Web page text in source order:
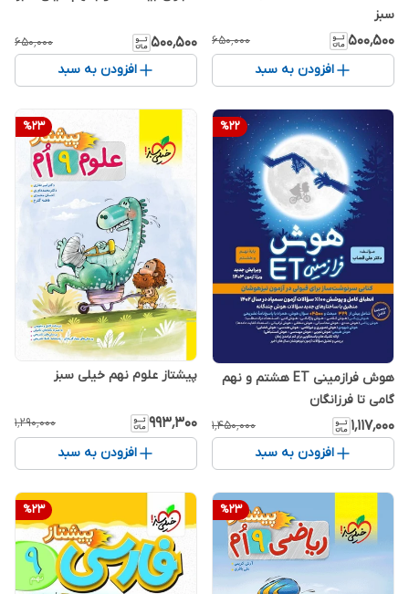
سبز
۵۰۰٬۵۰۰ ۶۵۰٬۰۰۰
افزودن به سبد
۵۰۰٬۵۰۰ ۶۵۰٬۰۰۰
افزودن به سبد
%22
هوش فرازمینی ET هشتم و نهم
گامی تا فرزانگان
۱٬۱۱۷٬۰۰۰ ۱٬۴۵۰٬۰۰۰
افزودن به سبد
%23
پیشتاز علوم نهم خیلی سبز
۹۹۳٬۳۰۰ ۱٬۲۹۰٬۰۰۰
افزودن به سبد
%23
%23